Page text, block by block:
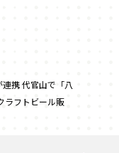
携 代官山で「八
ラフトビール販